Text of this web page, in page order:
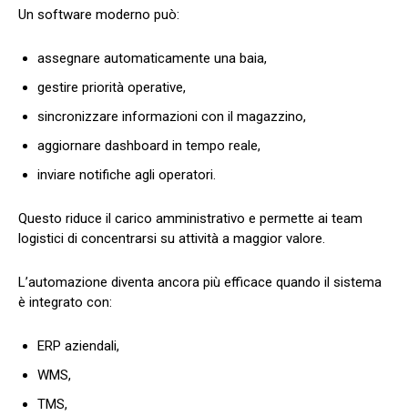
Un software moderno può:
assegnare automaticamente una baia,
gestire priorità operative,
sincronizzare informazioni con il magazzino,
aggiornare dashboard in tempo reale,
inviare notifiche agli operatori.
Questo riduce il carico amministrativo e permette ai team
logistici di concentrarsi su attività a maggior valore.
L’automazione diventa ancora più efficace quando il sistema
è integrato con:
ERP aziendali,
WMS,
TMS,